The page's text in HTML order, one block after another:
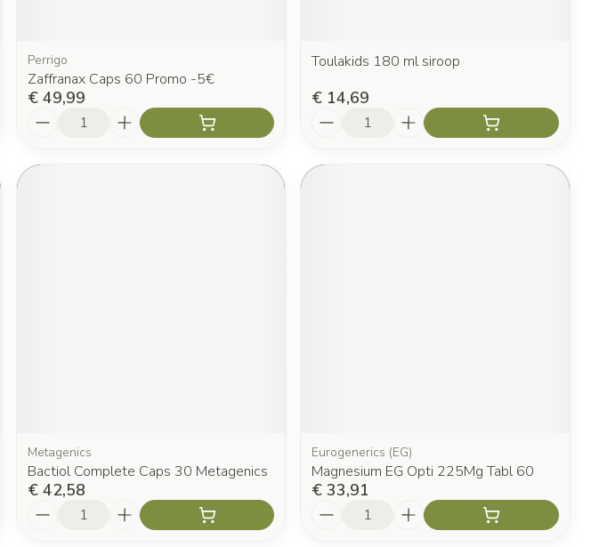
Perrigo
Zaffranax Caps 60 Promo -5€
€ 49,99
Toulakids 180 ml siroop
€ 14,69
Metagenics
Bactiol Complete Caps 30 Metagenics
€ 42,58
Eurogenerics (EG)
Magnesium EG Opti 225Mg Tabl 60
€ 33,91